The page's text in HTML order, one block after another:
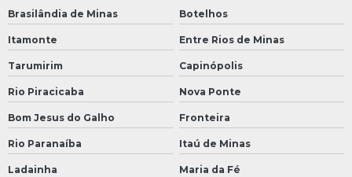
Brasilândia de Minas Botelhos
Itamonte Entre Rios de Minas
Tarumirim Capinópolis
Rio Piracicaba Nova Ponte
Bom Jesus do Galho Fronteira
Rio Paranaíba Itaú de Minas
Ladainha Maria da Fé